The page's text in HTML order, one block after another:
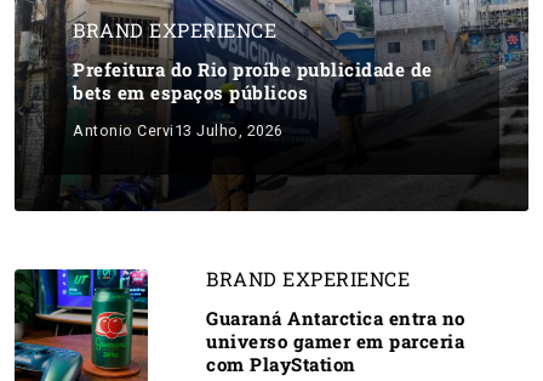
BRAND EXPERIENCE
Prefeitura do Rio proíbe publicidade de
bets em espaços públicos
Antonio Cervi 13 Julho, 2026
BRAND EXPERIENCE
Guaraná Antarctica entra no
universo gamer em parceria
com PlayStation